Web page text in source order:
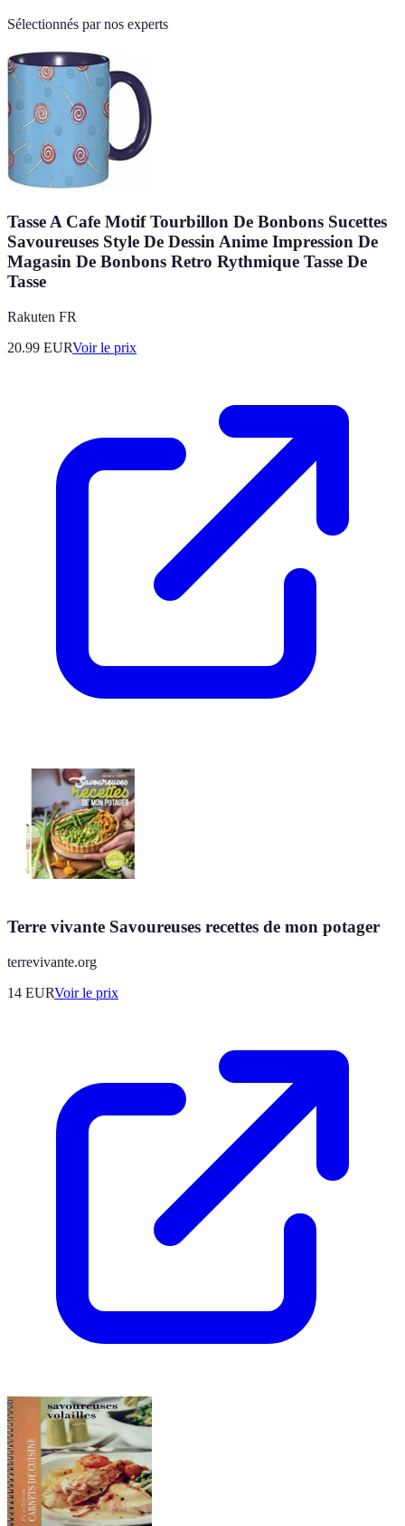
Sélectionnés par nos experts
Tasse A Cafe Motif Tourbillon De Bonbons Sucettes
Savoureuses Style De Dessin Anime Impression De
Magasin De Bonbons Retro Rythmique Tasse De
Tasse
Rakuten FR
20.99 EURVoir le prix
Terre vivante Savoureuses recettes de mon potager
terrevivante.org
14 EURVoir le prix